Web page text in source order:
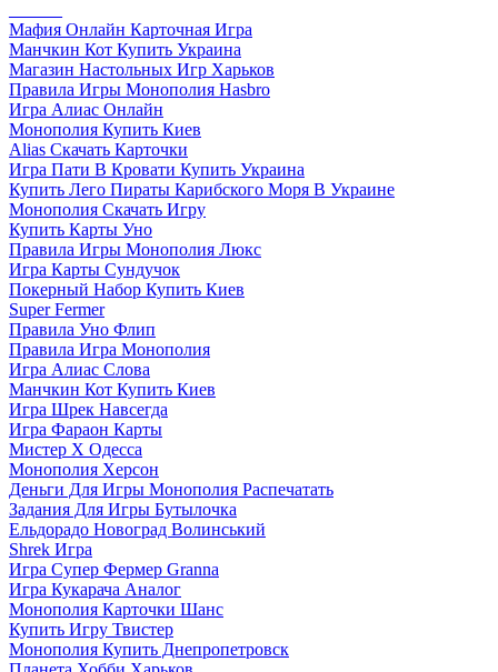
Мафия Онлайн Карточная Игра
Манчкин Кот Купить Украина
Магазин Настольных Игр Харьков
Правила Игры Монополия Hasbro
Игра Алиас Онлайн
Монополия Купить Киев
Alias Скачать Карточки
Игра Пати В Кровати Купить Украина
Купить Лего Пираты Карибского Моря В Украине
Монополия Скачать Игру
Купить Карты Уно
Правила Игры Монополия Люкс
Игра Карты Сундучок
Покерный Набор Купить Киев
Super Fermer
Правила Уно Флип
Правила Игра Монополия
Игра Алиас Слова
Манчкин Кот Купить Киев
Игра Шрек Навсегда
Игра Фараон Карты
Мистер Х Одесса
Монополия Херсон
Деньги Для Игры Монополия Распечатать
Задания Для Игры Бутылочка
Ельдорадо Новоград Волинський
Shrek Игра
Игра Супер Фермер Granna
Игра Кукарача Аналог
Монополия Карточки Шанс
Купить Игру Твистер
Монополия Купить Днепропетровск